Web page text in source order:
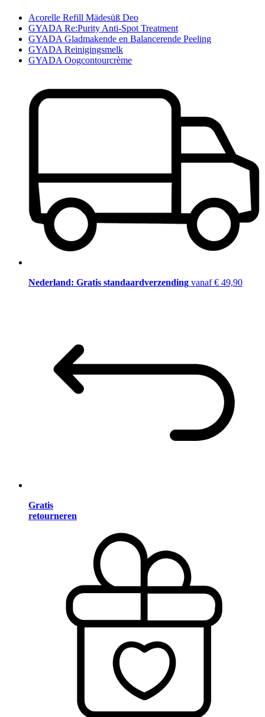
Acorelle Refill Mädesüß Deo
GYADA Re:Purity Anti-Spot Treatment
GYADA Gladmakende en Balancerende Peeling
GYADA Reinigingsmelk
GYADA Oogcontourcrème
Nederland: Gratis standaardverzending vanaf € 49,90
Gratis
retourneren